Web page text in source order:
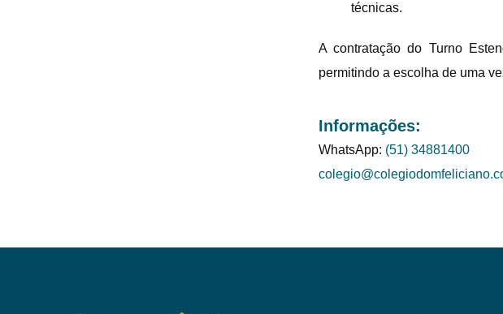
técnicas.
A contratação do Turno
permitindo a escolha de uma
Informações:
WhatsApp: (51) 34881400